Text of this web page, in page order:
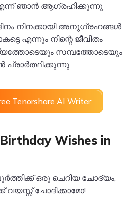
എന്ന് ഞാൻ ആഗ്രഹിക്കുന്നു
ദിനം നിനക്കായി അനുഗ്രഹങ്ങൾ
എന്നും നിന്റെ ജീവിതം
സമ്പത്തോടെയും
പ്രാർത്ഥിക്കുന്നു
Tenorshare AI Writer
Wishes in
ഒരു ചെറിയ ചോദ്യം,
ചോദിക്കാമോ!